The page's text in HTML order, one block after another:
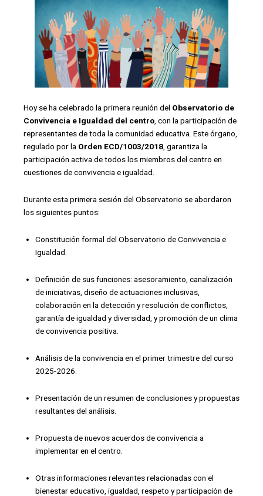
Hoy se ha celebrado la primera reunión del Observatorio de
Convivencia e Igualdad del centro, con la participación de
representantes de toda la comunidad educativa. Este órgano,
regulado por la Orden ECD/1003/2018, garantiza la
participación activa de todos los miembros del centro en
cuestiones de convivencia e igualdad.
Durante esta primera sesión del Observatorio se abordaron
los siguientes puntos:
Constitución formal del Observatorio de Convivencia e
Igualdad.
Definición de sus funciones: asesoramiento, canalización
de iniciativas, diseño de actuaciones inclusivas,
colaboración en la detección y resolución de conflictos,
garantía de igualdad y diversidad, y promoción de un clima
de convivencia positiva.
Análisis de la convivencia en el primer trimestre del curso
2025-2026.
Presentación de un resumen de conclusiones y propuestas
resultantes del análisis.
Propuesta de nuevos acuerdos de convivencia a
implementar en el centro.
Otras informaciones relevantes relacionadas con el
bienestar educativo, igualdad, respeto y participación de